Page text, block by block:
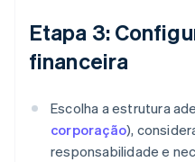
Etapa 3:
financeira
Escolha a estrutura
corporação),
responsabilidade e